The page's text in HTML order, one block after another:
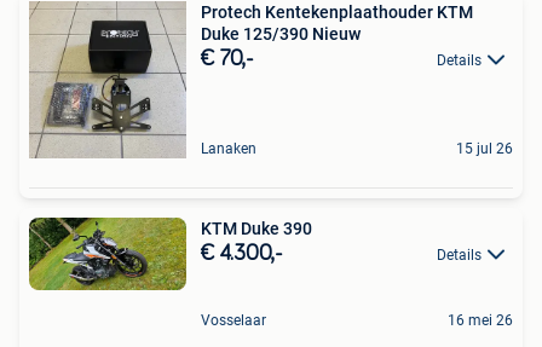
Protech Kentekenplaathouder KTM
Duke 125/390 Nieuw
€ 70,- Details
Lanaken 15 jul 26
KTM Duke 390
€ 4.300,- Details
Vosselaar 16 mei 26